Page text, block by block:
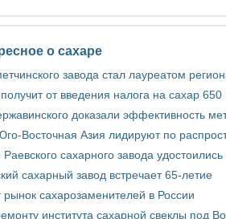
о сахаре
завода стал лауреатом
от введения налога на сахар
доказали эффективность
Восточная Азия лидируют по
Раевского сахарного завода удостоились
сахарный завод встречает 65-летие
рынок сахарозаменителей в России
института сахарной свеклы под